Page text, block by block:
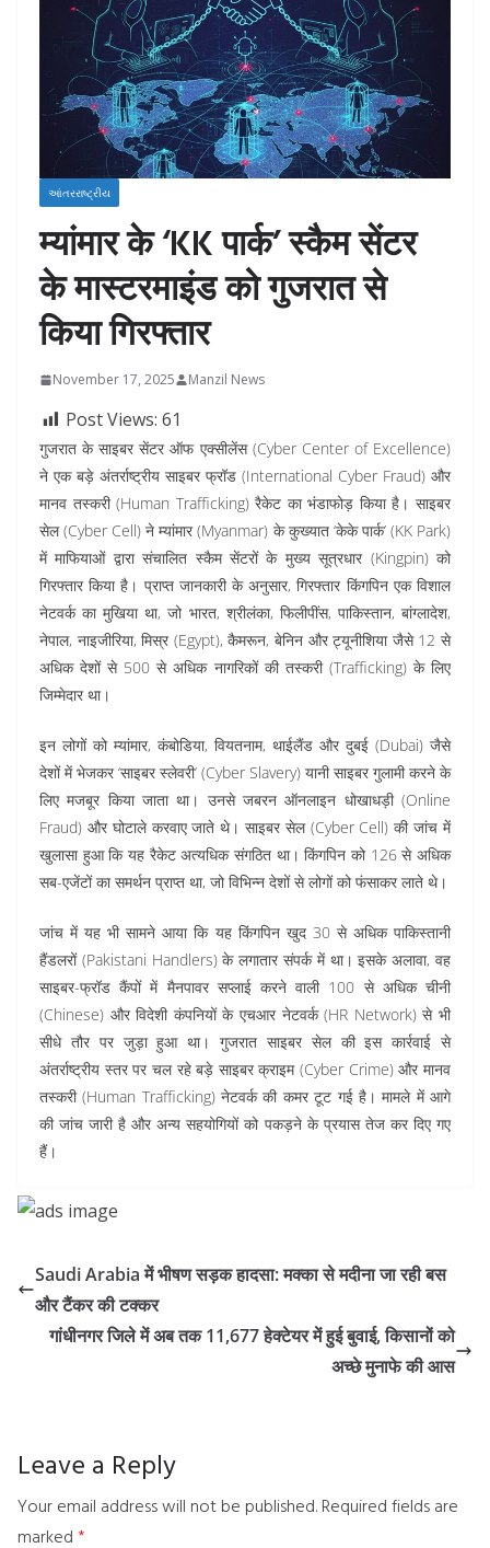
આંતરરાષ્ટ્રીય
म्यांमार के ‘KK पार्क’ स्कैम सेंटर
के मास्टरमाइंड को गुजरात से
किया गिरफ्तार
November 17, 2025 Manzil News
Post Views: 61
गुजरात के साइबर सेंटर ऑफ एक्सीलेंस (Cyber Center of Excellence)
ने एक बड़े अंतर्राष्ट्रीय साइबर फ्रॉड (International Cyber Fraud) और
मानव तस्करी (Human Trafficking) रैकेट का भंडाफोड़ किया है। साइबर
सेल (Cyber Cell) ने म्यांमार (Myanmar) के कुख्यात ‘केके पार्क’ (KK Park)
में माफियाओं द्वारा संचालित स्कैम सेंटरों के मुख्य सूत्रधार (Kingpin) को
गिरफ्तार किया है। प्राप्त जानकारी के अनुसार, गिरफ्तार किंगपिन एक विशाल
नेटवर्क का मुखिया था, जो भारत, श्रीलंका, फिलीपींस, पाकिस्तान, बांग्लादेश,
नेपाल, नाइजीरिया, मिस्र (Egypt), कैमरून, बेनिन और ट्यूनीशिया जैसे 12 से
अधिक देशों से 500 से अधिक नागरिकों की तस्करी (Trafficking) के लिए
जिम्मेदार था।
इन लोगों को म्यांमार, कंबोडिया, वियतनाम, थाईलैंड और दुबई (Dubai) जैसे
देशों में भेजकर ‘साइबर स्लेवरी’ (Cyber Slavery) यानी साइबर गुलामी करने के
लिए मजबूर किया जाता था। उनसे जबरन ऑनलाइन धोखाधड़ी (Online
Fraud) और घोटाले करवाए जाते थे। साइबर सेल (Cyber Cell) की जांच में
खुलासा हुआ कि यह रैकेट अत्यधिक संगठित था। किंगपिन को 126 से अधिक
सब-एजेंटों का समर्थन प्राप्त था, जो विभिन्न देशों से लोगों को फंसाकर लाते थे।
जांच में यह भी सामने आया कि यह किंगपिन खुद 30 से अधिक पाकिस्तानी
हैंडलरों (Pakistani Handlers) के लगातार संपर्क में था। इसके अलावा, वह
साइबर-फ्रॉड कैंपों में मैनपावर सप्लाई करने वाली 100 से अधिक चीनी
(Chinese) और विदेशी कंपनियों के एचआर नेटवर्क (HR Network) से भी
सीधे तौर पर जुड़ा हुआ था। गुजरात साइबर सेल की इस कार्रवाई से
अंतर्राष्ट्रीय स्तर पर चल रहे बड़े साइबर क्राइम (Cyber Crime) और मानव
तस्करी (Human Trafficking) नेटवर्क की कमर टूट गई है। मामले में आगे
की जांच जारी है और अन्य सहयोगियों को पकड़ने के प्रयास तेज कर दिए गए
हैं।
Saudi Arabia में भीषण सड़क हादसा: मक्का से मदीना जा रही बस
और टैंकर की टक्कर
गांधीनगर जिले में अब तक 11,677 हेक्टेयर में हुई बुवाई, किसानों को
अच्छे मुनाफे की आस
Leave a Reply
Your email address will not be published. Required fields are
marked *